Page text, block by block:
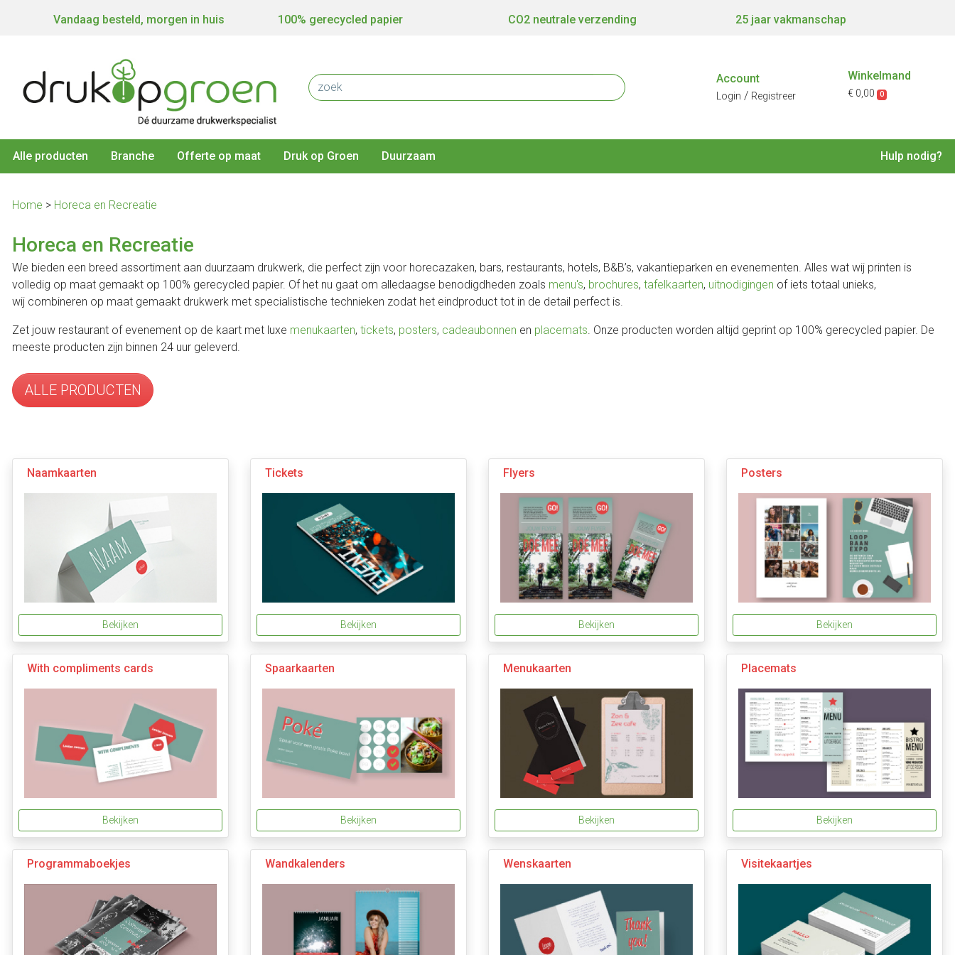
Vandaag besteld, morgen in huis 100% gerecycled papier CO2 neutrale verzending 25 jaar vakmanschap
Account
Login / Registreer
Winkelmand
€ 0,00 0
Alle producten Branche Offerte op maat Druk op Groen Duurzaam Hulp nodig?
Home > Horeca en Recreatie
Horeca en Recreatie
We bieden een breed assortiment aan duurzaam drukwerk, die perfect zijn voor horecazaken, bars, restaurants, hotels, B&B’s, vakantieparken en evenementen. Alles wat wij printen is
volledig op maat gemaakt op 100% gerecycled papier. Of het nu gaat om alledaagse benodigdheden zoals menu's, brochures, tafelkaarten, uitnodigingen of iets totaal unieks,
wij combineren op maat gemaakt drukwerk met specialistische technieken zodat het eindproduct tot in de detail perfect is.
Zet jouw restaurant of evenement op de kaart met luxe menukaarten, tickets, posters, cadeaubonnen en placemats. Onze producten worden altijd geprint op 100% gerecycled papier. De
meeste producten zijn binnen 24 uur geleverd.
ALLE PRODUCTEN
Naamkaarten
Bekijken
Tickets
Bekijken
Flyers
Bekijken
Posters
Bekijken
With compliments cards
Bekijken
Spaarkaarten
Bekijken
Menukaarten
Bekijken
Placemats
Bekijken
Programmaboekjes Wandkalenders Wenskaarten Visitekaartjes